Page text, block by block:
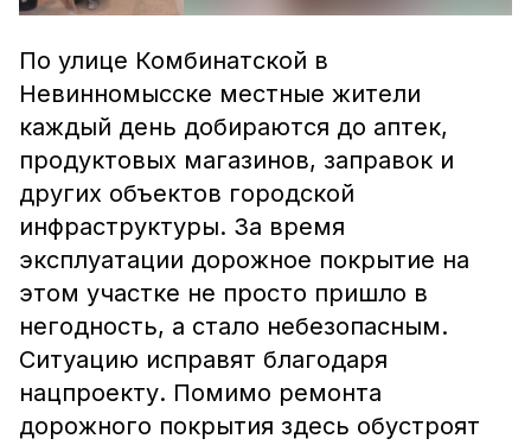
По улице Комбинатской в
Невинномысске местные жители
каждый день добираются до аптек,
продуктовых магазинов, заправок и
других объектов городской
инфраструктуры. За время
эксплуатации дорожное покрытие на
этом участке не просто пришло в
негодность, а стало небезопасным.
Ситуацию исправят благодаря
нацпроекту. Помимо ремонта
дорожного покрытия здесь обустроят